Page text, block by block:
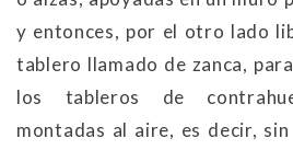
y entonces, por el otro lado
tablero llamado de zanca,
los tableros de
montadas al aire, es decir,